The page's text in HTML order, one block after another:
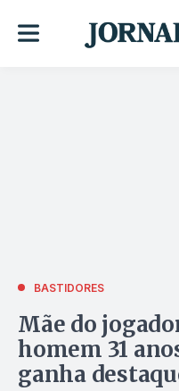
BASTIDORES
Mãe do
homem 31
ganha